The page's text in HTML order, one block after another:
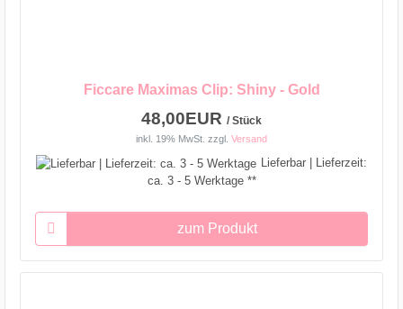
Ficcare Maximas Clip: Shiny - Gold
48,00EUR / Stück
inkl. 19% MwSt. zzgl. Versand
Lieferbar | Lieferzeit:
ca. 3 - 5 Werktage **
zum Produkt